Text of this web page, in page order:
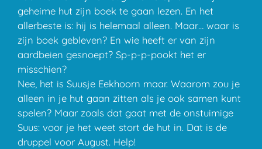
geheime hut zijn boek te gaan lezen. En het
allerbeste is: hij is helemaal alleen. Maar… waar is
zijn boek gebleven? En wie heeft er van zijn
aardbeien gesnoept? Sp-p-p-pookt het er
misschien?
Nee, het is Suusje Eekhoorn maar. Waarom zou je
alleen in je hut gaan zitten als je ook samen kunt
spelen? Maar zoals dat gaat met de onstuimige
Suus: voor je het weet stort de hut in. Dat is de
druppel voor August. Help!